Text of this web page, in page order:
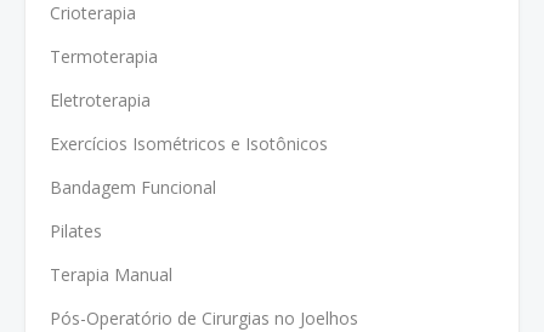
Crioterapia
Termoterapia
Eletroterapia
Exercícios Isométricos e Isotônicos
Bandagem Funcional
Pilates
Terapia Manual
Pós-Operatório de Cirurgias no Joelhos